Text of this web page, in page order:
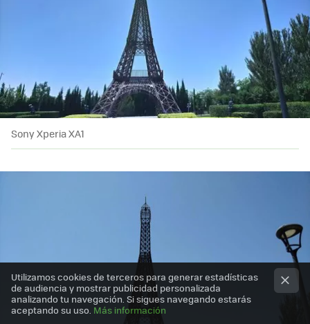
Sony Xperia XA1
Utilizamos cookies de terceros para generar estadísticas
de audiencia y mostrar publicidad personalizada
analizando tu navegación. Si sigues navegando estarás
aceptando su uso. Más información